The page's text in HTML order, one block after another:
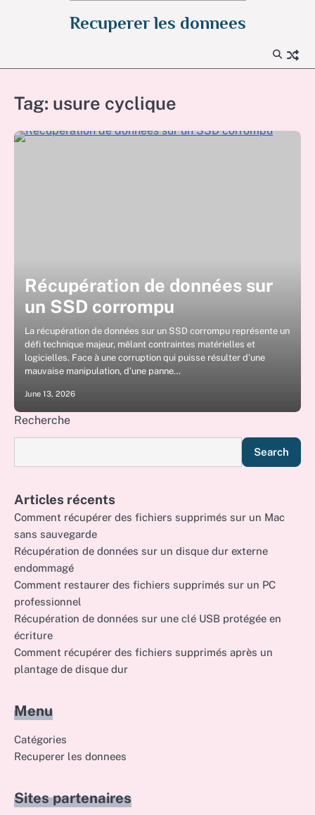
Recuperer les donnees
Tag: usure cyclique
Récupération de données sur
un SSD corrompu
La récupération de données sur un SSD corrompu représente un
défi technique majeur, mêlant contraintes matérielles et
logicielles. Face à une corruption qui puisse résulter d’une
mauvaise manipulation, d’une panne…
June 13, 2026
Recherche
Search
Articles récents
Comment récupérer des fichiers supprimés sur un Mac
sans sauvegarde
Récupération de données sur un disque dur externe
endommagé
Comment restaurer des fichiers supprimés sur un PC
professionnel
Récupération de données sur une clé USB protégée en
écriture
Comment récupérer des fichiers supprimés après un
plantage de disque dur
Menu
Catégories
Recuperer les donnees
Sites partenaires